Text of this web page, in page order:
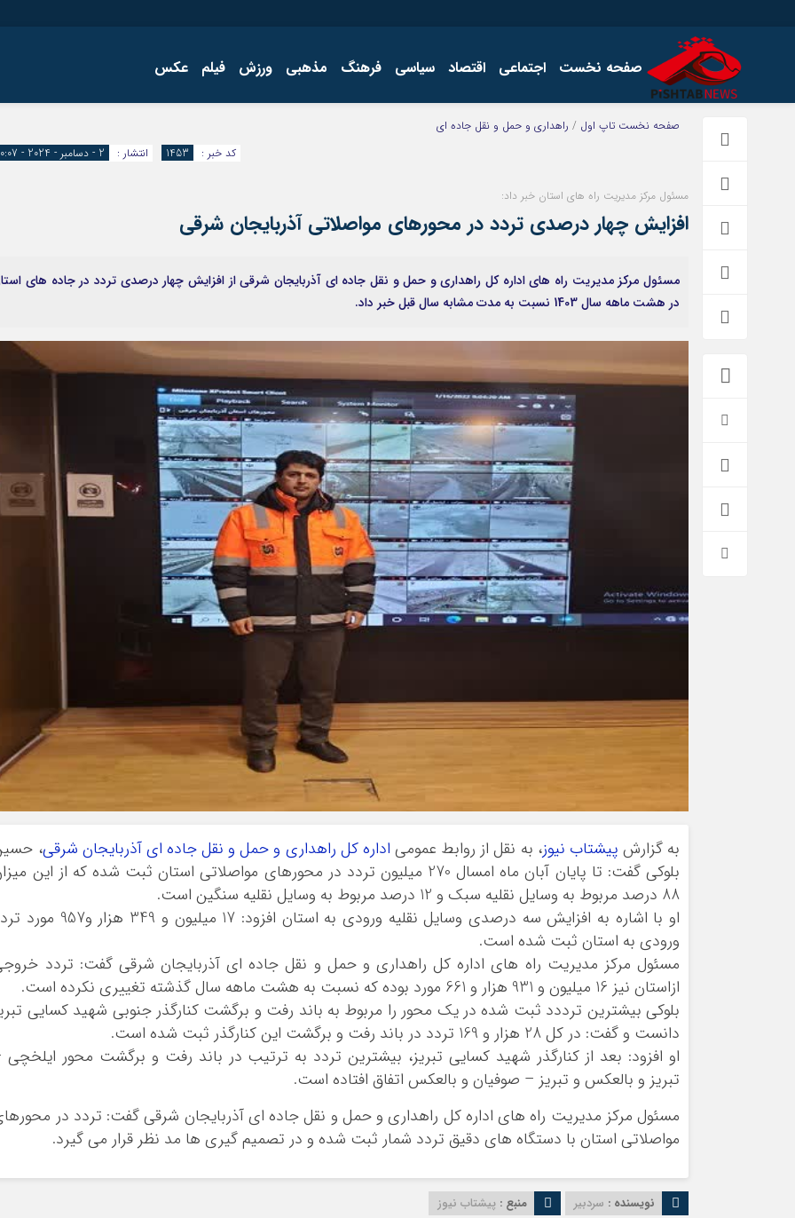
صفحه نخست اجتماعی اقتصاد سیاسی فرهنگ مذهبی ورزش فیلم عکس
اجتماعی
اقتصاد
فرهنگ
چند رسانه صفحه نخست تاپ اول / راهداری و حمل و نقل جاده ای
انتشار :
2 - دسامبر - 2024 - 10:07 کد خبر : 1453
مسئول مرکز مدیریت راه های استان خبر داد:
افزایش چهار درصدی تردد در محورهای مواصلاتی آذربایجان شرقی
مسئول مرکز مدیریت راه های اداره کل راهداری و حمل و نقل جاده ای آذربایجان شرقی از افزایش چهار درصدی تردد در جاده های
در هشت ماهه سال 1403 نسبت به مدت مشابه سال قبل خبر داد.
به گزارش پیشتاب نیوز، به نقل از روابط عمومی اداره کل راهداری و حمل و نقل جاده ای آذربایجان شرقی،
بلوکی گفت: تا پایان آبان ماه امسال 270 میلیون تردد در محورهای مواصلاتی استان ثبت شده که از این
88 درصد مربوط به وسایل نقلیه سبک و 12 درصد مربوط به وسایل نقلیه سنگین است.
او با اشاره به افزایش سه درصدی وسایل نقلیه ورودی به استان افزود: 17 میلیون و 349
ورودی به استان ثبت شده است.
مسئول مرکز مدیریت راه های اداره کل راهداری و حمل و نقل جاده ای آذربایجان شرقی گفت: تردد
ازاستان نیز 16 میلیون و 931 هزار و 661 مورد بوده که نسبت به هشت ماهه سال گذشته تغییری نکرده است.
بلوکی بیشترین ترددد ثبت شده در یک محور را مربوط به باند رفت و برگشت کنارگذر جنوبی شهید کسایی
دانست و گفت: در کل 28 هزار و 169 تردد در باند رفت و برگشت این کنارگذر ثبت شده است.
او افزود: بعد از کنارگذر شهید کسایی تبریز، بیشترین تردد به ترتیب در باند رفت و برگشت محور ایلخچی
تبریز و بالعکس و تبریز – صوفیان و بالعکس اتفاق افتاده است.
مسئول مرکز مدیریت راه های اداره کل راهداری و حمل و نقل جاده ای آذربایجان شرقی گفت: تردد در
مواصلاتی استان با دستگاه های دقیق تردد شمار ثبت شده و در تصمیم گیری ها مد نظر قرار می گیرد.
نویسنده : سردبیر منبع : پیشتاب نیوز